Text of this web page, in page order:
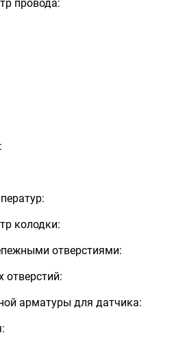
провода:
колодки:
отверстиями:
отверстий:
арматуры для датчика: